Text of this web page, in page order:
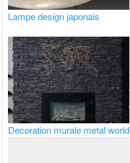
Lampe design japonais
Decoration murale metal world